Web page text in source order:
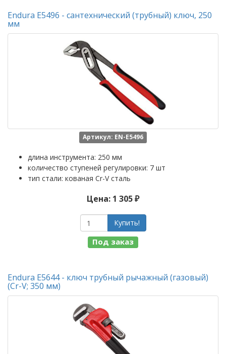
Endura E5496 - сантехнический (трубный) ключ, 250
мм
Артикул: EN-E5496
длина инструмента: 250 мм
количество ступеней регулировки: 7 шт
тип стали: кованая Cr-V сталь
Цена: 1 305 ₽
Купить!
Под заказ
Endura E5644 - ключ трубный рычажный (газовый)
(Cr-V; 350 мм)